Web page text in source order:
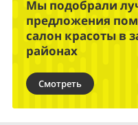
Мы подобрали
предложения
салон красоты в
районах
Смотреть